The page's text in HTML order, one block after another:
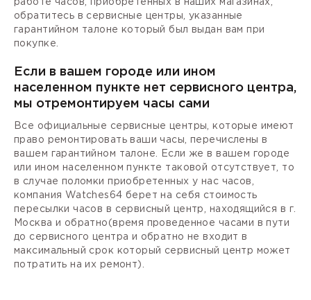
работе часов, приобретенных в наших магазинах,
обратитесь в сервисные центры, указанные
гарантийном талоне который был выдан вам при
покупке.
Если в вашем городе или ином
населенном пункте нет сервисного центра,
мы отремонтируем часы сами
Все официальные сервисные центры, которые имеют
право ремонтировать ваши часы, перечислены в
вашем гарантийном талоне. Если же в вашем городе
или ином населенном пункте таковой отсутствует, то
в случае поломки приобретенных у нас часов,
компания Watches64 берет на себя стоимость
пересылки часов в сервисный центр, находящийся в г.
Москва и обратно(время проведенное часами в пути
до сервисного центра и обратно не входит в
максимальный срок который сервисный центр может
потратить на их ремонт).